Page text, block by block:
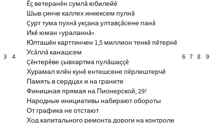
3 4
Ĕç ветеранĕн сумлă юбилейĕ
Шыв çинче каллех инкексем пулнă
Çурт тума пухнă укçана ултавçăсене панă
Икĕ юман «ураланнă»
Юлташĕн карттинчен 1,5 миллион тенкĕ пĕтернĕ
Усăллă канашсем
Çĕнтерĕве çывхартма пулăшаççĕ
Хурамал ялĕн кунĕ ентешсене пĕрлештерчĕ
Память в сердцах и на граните
Финишная прямая на Пионерской, 29!
Народные инициативы набирают обороты
От графика не отстают
Ход капитального ремонта дороги на контроле
6 7 8 9